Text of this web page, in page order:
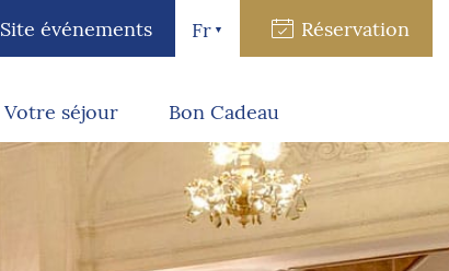
Site événements Réservation
Fr
Votre séjour Bon Cadeau